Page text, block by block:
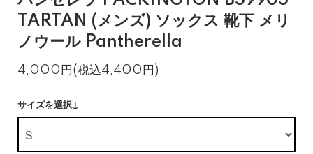
TARTAN (メンズ) ソックス 靴下 メリ
ノウール Pantherella
4,000円(税込4,400円)
サイズを選択↓